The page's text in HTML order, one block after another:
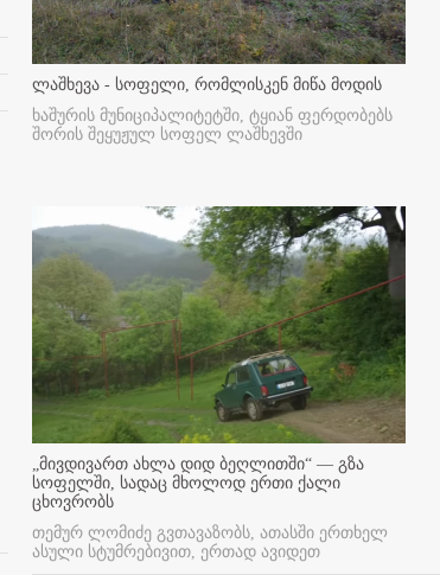
ლაშხევა - სოფელი, რომლისკენ მიწა მოდის
ხაშურის მუნიციპალიტეტში, ტყიან ფერდობებს
შორის შეყუჟულ სოფელ ლაშხევში
„მივდივართ ახლა დიდ ბეღლითში“ — გზა
სოფელში, სადაც მხოლოდ ერთი ქალი
ცხოვრობს
თემურ ლომიძე გვთავაზობს, ათასში ერთხელ
ასული სტუმრებივით, ერთად ავიდეთ